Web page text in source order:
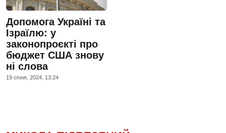
Допомога Україні та
Ізраїлю: у
законопроєкті про
бюджет США знову
ні слова
19 сiчня, 2024, 13:24